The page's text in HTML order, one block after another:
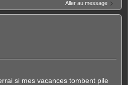
Aller au message
si mes vacances tombent pile